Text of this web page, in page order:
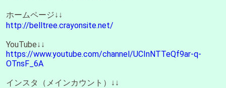
ホームページ↓↓
http://belltree.crayonsite.net/
YouTube↓↓
https://www.youtube.com/channel/UCInNTTeQf9ar-q-
OTnsF_6A
インスタ（メインカウント）↓↓